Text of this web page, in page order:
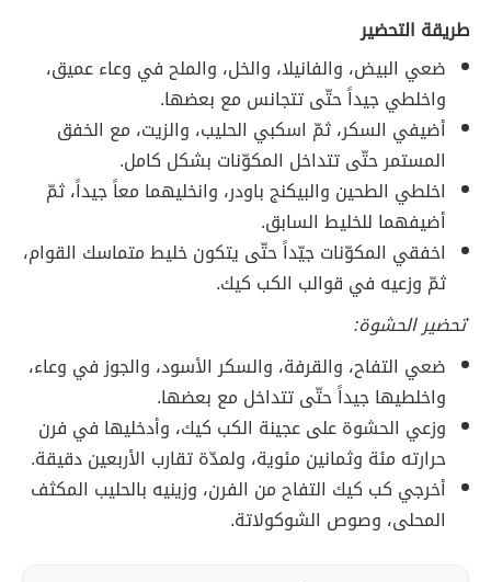
طريقة التحضير
ضعي البيض، والفانيلا، والخل، والملح في وعاء عميق،
واخلطي جيداً حتّى تتجانس مع بعضها.
أضيفي السكر، ثمّ اسكبي الحليب، والزيت، مع الخفق
المستمر حتّى تتداخل المكوّنات بشكل كامل.
اخلطي الطحين والبيكنج باودر، وانخليهما معاً جيداً، ثمّ
أضيفهما للخليط السابق.
اخفقي المكوّنات جيّداً حتّى يتكون خليط متماسك القوام،
ثمّ وزعيه في قوالب الكب كيك.
'تحضير الحشوة:
ضعي التفاح، والقرفة، والسكر الأسود، والجوز في وعاء،
واخلطيها جيداً حتّى تتداخل مع بعضها.
وزعي الحشوة على عجينة الكب كيك، وأدخليها في فرن
حرارته مئة وثمانين مئوية، ولمدّة تقارب الأربعين دقيقة.
أخرجي كب كيك التفاح من الفرن، وزينيه بالحليب المكثف
المحلى، وصوص الشوكولاتة.